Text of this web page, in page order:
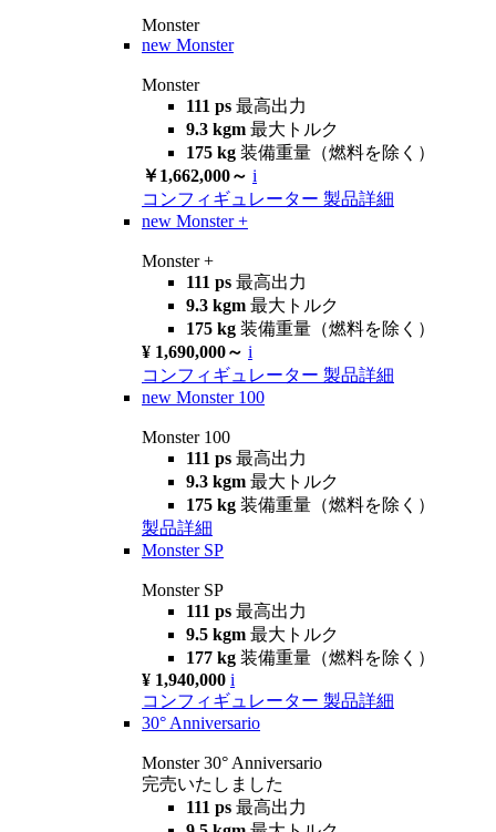
Monster
new Monster
Monster
111 ps 最高出力
9.3 kgm 最大トルク
175 kg 装備重量（燃料を除く）
￥1,662,000～ i
コンフィギュレーター 製品詳細
new Monster +
Monster +
111 ps 最高出力
9.3 kgm 最大トルク
175 kg 装備重量（燃料を除く）
¥ 1,690,000～ i
コンフィギュレーター 製品詳細
new Monster 100
Monster 100
111 ps 最高出力
9.3 kgm 最大トルク
175 kg 装備重量（燃料を除く）
製品詳細
Monster SP
Monster SP
111 ps 最高出力
9.5 kgm 最大トルク
177 kg 装備重量（燃料を除く）
¥ 1,940,000 i
コンフィギュレーター 製品詳細
30° Anniversario
Monster 30° Anniversario
完売いたしました
111 ps 最高出力